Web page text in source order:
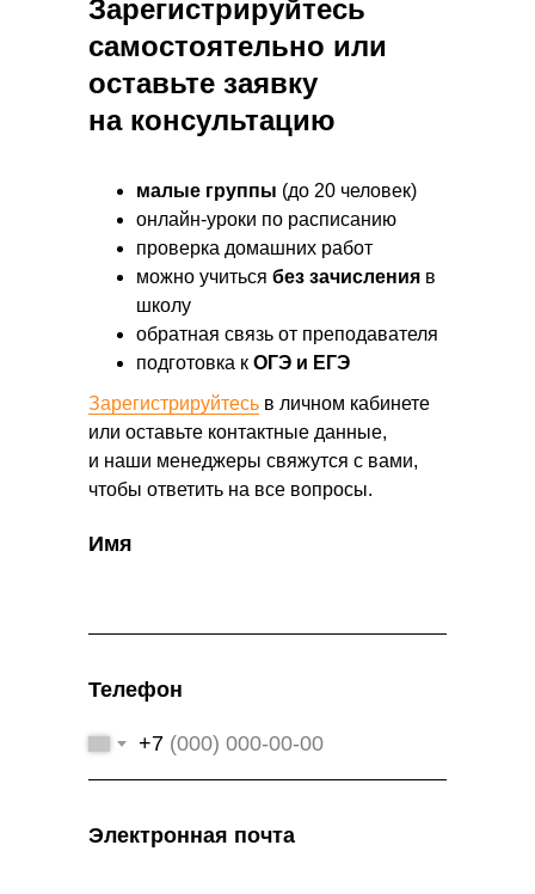
Зарегистрируйтесь
самостоятельно или
оставьте заявку
на консультацию
малые группы (до 20 человек)
онлайн-уроки по расписанию
проверка домашних работ
можно учиться без зачисления в
школу
обратная связь от преподавателя
подготовка к ОГЭ и ЕГЭ
Имя
Телефон
+7
Электронная почта
Зарегистрируйтесь в личном кабинете
или оставьте контактные данные,
и наши менеджеры свяжутся с вами,
чтобы ответить на все вопросы.